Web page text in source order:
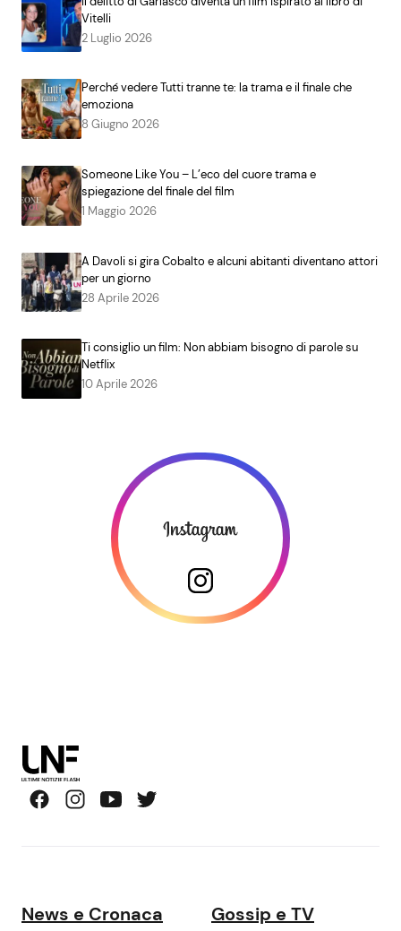
Vitelli
2 Luglio 2026
Perché vedere Tutti tranne te: la trama e il finale che
emoziona
8 Giugno 2026
Someone Like You – L’eco del cuore trama e
spiegazione del finale del film
1 Maggio 2026
A Davoli si gira Cobalto e alcuni abitanti diventano attori
per un giorno
28 Aprile 2026
Ti consiglio un film: Non abbiam bisogno di parole su
Netflix
10 Aprile 2026
News e Cronaca Gossip e TV